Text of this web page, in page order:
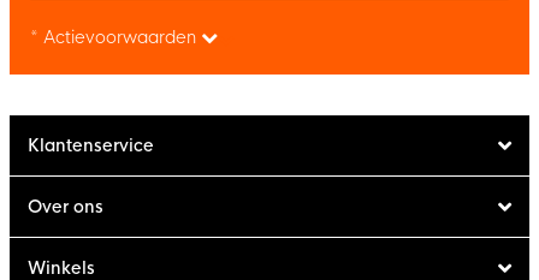
* Actievoorwaarden
Klantenservice
Over ons
Winkels